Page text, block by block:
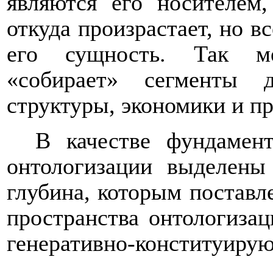
откуда произрастает, но
его сущность. Так
«собирает» сегменты
структуры, экономики и
В качестве
онтологизации
глубина, которым
пространства
генеративно-